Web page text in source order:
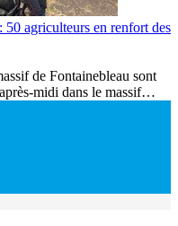
agriculteurs en renfort des
de Fontainebleau sont
midi dans le massif…